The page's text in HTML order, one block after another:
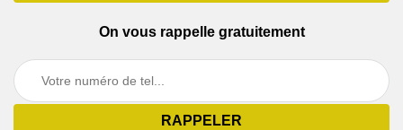
On vous rappelle gratuitement